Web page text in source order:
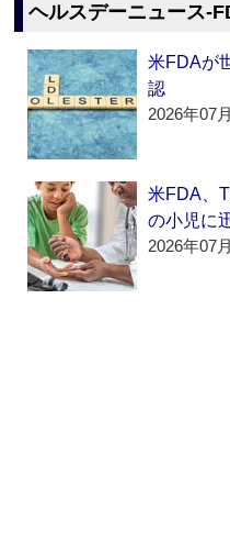
ヘルスデーニュース
米FDAが
認
2026年07
米FDA、
の小児に
2026年07